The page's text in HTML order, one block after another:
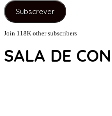
e-
mail
Subscrever
Join 118K other subscribers
SALA DE